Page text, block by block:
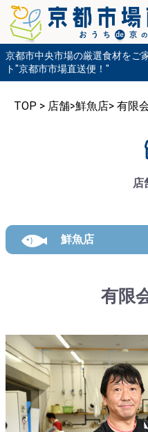
京都市中央市場の厳選食材をご
ト"京都市市場直送便！"
TOP > 店舗>鮮魚店> 有限
店
鮮魚店
有限